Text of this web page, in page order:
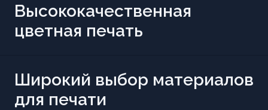
Высококачественная
цветная печать
Широкий выбор материалов
для печати